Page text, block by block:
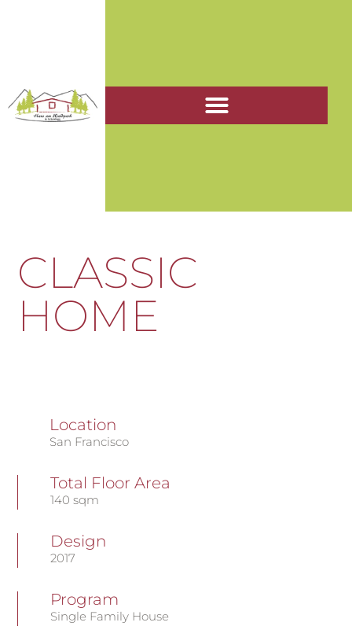
CLASSIC
HOME
Location
San Francisco
Total Floor Area
140 sqm
Design
2017
Program
Single Family House